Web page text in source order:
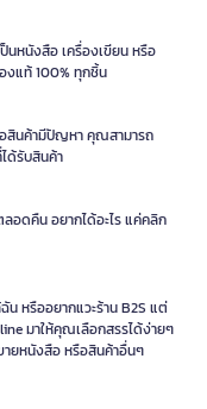
นหนังสือ เครื่องเขียน หรือ
งแท้ 100% ทุกชิ้น
อสินค้ามีปัญหา คุณสามารถ
ด้รับสินค้า
อดคืน อยากได้อะไร แค่คลิก
น หรืออยากแวะร้าน B2S แต่
มาให้คุณเลือกสรรได้ง่ายๆ
ยหนังสือ หรือสินค้าอื่นๆ